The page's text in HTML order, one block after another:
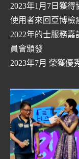
2023年1月7日獲
使用者來回亞博檢
2022年的士服務
員會頒發
2023年7月 榮獲優